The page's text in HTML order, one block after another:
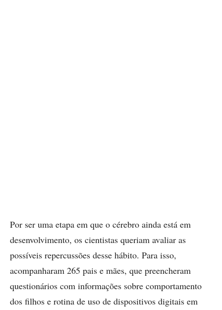
Por ser uma etapa em que o cérebro ainda está em
desenvolvimento, os cientistas queriam avaliar as
possíveis repercussões desse hábito. Para isso,
acompanharam 265 pais e mães, que preencheram
questionários com informações sobre comportamento
dos filhos e rotina de uso de dispositivos digitais em